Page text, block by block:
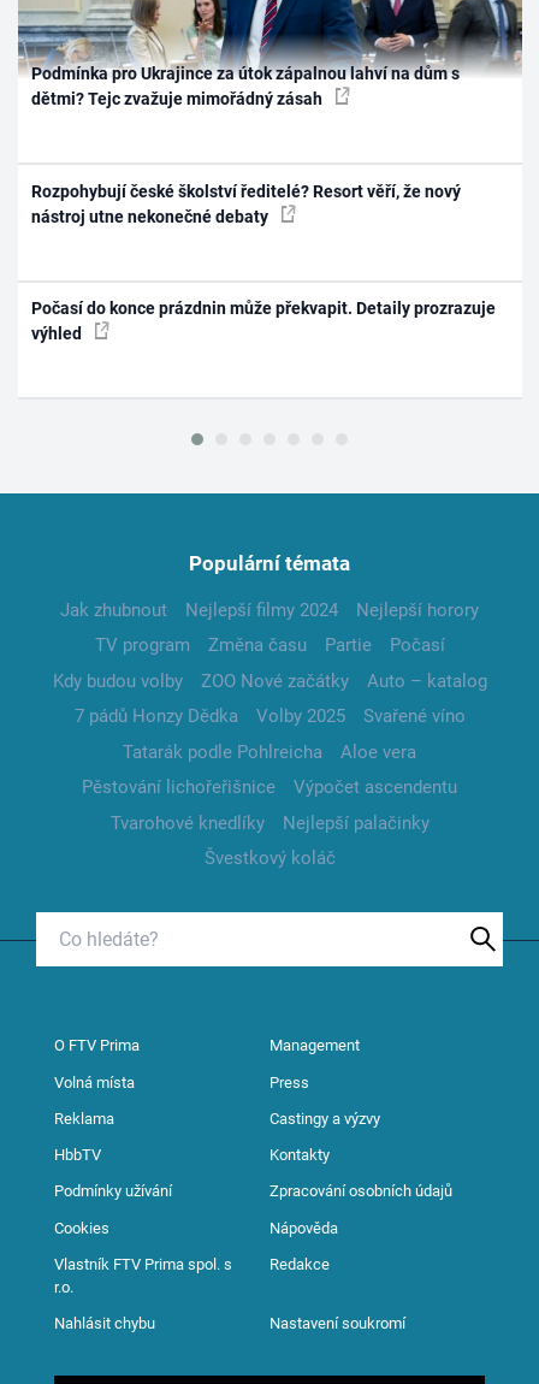
Podmínka pro Ukrajince za útok zápalnou lahví na dům s
dětmi? Tejc zvažuje mimořádný zásah
Rozpohybují české školství ředitelé? Resort věří, že nový
nástroj utne nekonečné debaty
Počasí do konce prázdnin může překvapit. Detaily prozrazuje
výhled
Populární témata
Jak zhubnout Nejlepší filmy 2024
Nejlepší horory
TV program
Změna času Partie
Počasí
Kdy budou volby
ZOO Nové začátky
Auto – katalog
7 pádů Honzy Dědka
Volby 2025
Svařené víno
Tatarák podle Pohlreicha
Aloe vera
Pěstování lichořeřišnice
Výpočet ascendentu
Tvarohové knedlíky
Nejlepší palačinky
Švestkový koláč
O FTV Prima Management
Volná místa Press
Reklama Castingy a výzvy
HbbTV Kontakty
Podmínky užívání Zpracování osobních údajů
Cookies Nápověda
Vlastník FTV Prima spol. s
r.o.
Redakce
Nahlásit chybu Nastavení soukromí